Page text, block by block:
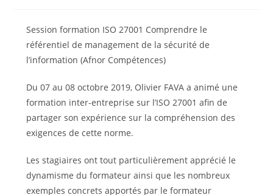
publication :
Session formation ISO 27001 Comprendre le
référentiel de management de la sécurité de
l’information (Afnor Compétences)
Du 07 au 08 octobre 2019, Olivier FAVA a animé une
formation inter-entreprise sur l’ISO 27001 afin de
partager son expérience sur la compréhension des
exigences de cette norme.
Les stagiaires ont tout particulièrement apprécié le
dynamisme du formateur ainsi que les nombreux
exemples concrets apportés par le formateur